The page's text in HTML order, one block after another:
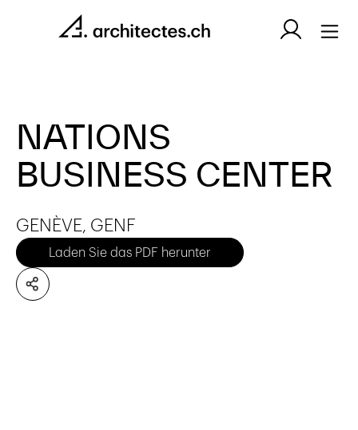
NATIONS
BUSINESS CENTER
GENÈVE, GENF
Laden Sie das PDF herunter